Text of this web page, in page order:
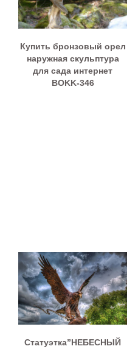
Купить бронзовый орел
наружная скульптура
для сада интернет
BOKK-346
Статуэтка”НЕБЕСНЫЙ